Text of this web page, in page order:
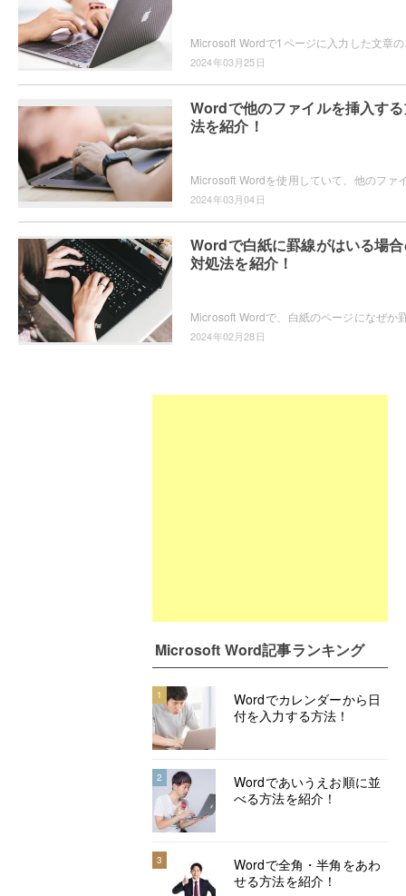
2024年03月25日
Wordで他のファイルを挿入す
法を紹介！
2024年03月04日
Wordで白紙に罫線がはいる場
対処法を紹介！
2024年02月28日
Microsoft Word記事ランキング
1
Wordでカレンダーから日
付を入力する方法！
2
Wordであいうえお順に並
べる方法を紹介！
3
Wordで全角・半角をあわ
せる方法を紹介！